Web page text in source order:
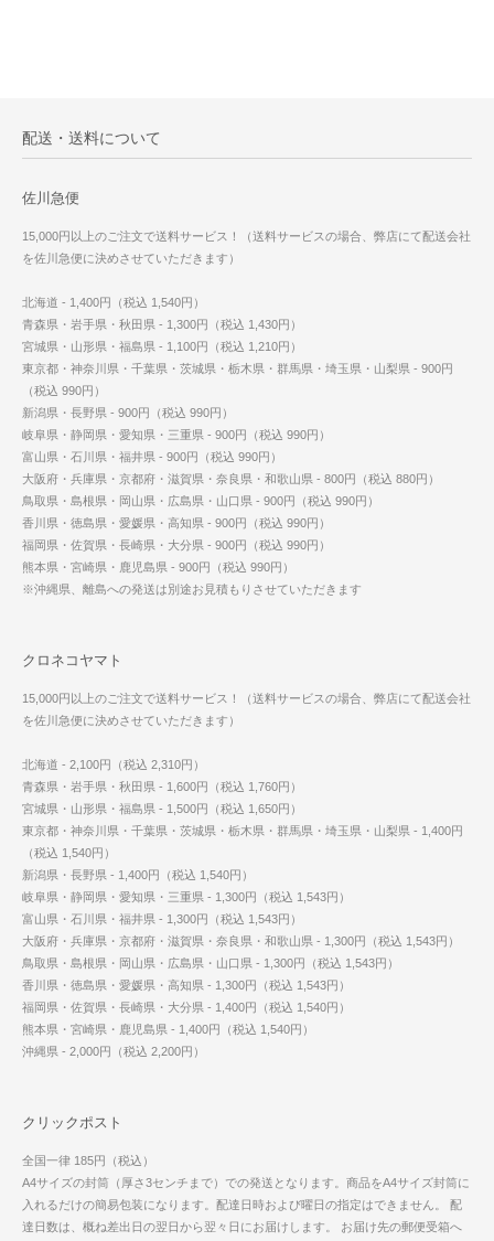
配送・送料について
佐川急便
15,000円以上のご注文で送料サービス！（送料サービスの場合、弊店にて配送会社
を佐川急便に決めさせていただきます）
北海道 - 1,400円（税込 1,540円）
青森県・岩手県・秋田県 - 1,300円（税込 1,430円）
宮城県・山形県・福島県 - 1,100円（税込 1,210円）
東京都・神奈川県・千葉県・茨城県・栃木県・群馬県・埼玉県・山梨県 - 900円
（税込 990円）
新潟県・長野県 - 900円（税込 990円）
岐阜県・静岡県・愛知県・三重県 - 900円（税込 990円）
富山県・石川県・福井県 - 900円（税込 990円）
大阪府・兵庫県・京都府・滋賀県・奈良県・和歌山県 - 800円（税込 880円）
鳥取県・島根県・岡山県・広島県・山口県 - 900円（税込 990円）
香川県・徳島県・愛媛県・高知県 - 900円（税込 990円）
福岡県・佐賀県・長崎県・大分県 - 900円（税込 990円）
熊本県・宮崎県・鹿児島県 - 900円（税込 990円）
※沖縄県、離島への発送は別途お見積もりさせていただきます
クロネコヤマト
15,000円以上のご注文で送料サービス！（送料サービスの場合、弊店にて配送会社
を佐川急便に決めさせていただきます）
北海道 - 2,100円（税込 2,310円）
青森県・岩手県・秋田県 - 1,600円（税込 1,760円）
宮城県・山形県・福島県 - 1,500円（税込 1,650円）
東京都・神奈川県・千葉県・茨城県・栃木県・群馬県・埼玉県・山梨県 - 1,400円
（税込 1,540円）
新潟県・長野県 - 1,400円（税込 1,540円）
岐阜県・静岡県・愛知県・三重県 - 1,300円（税込 1,543円）
富山県・石川県・福井県 - 1,300円（税込 1,543円）
大阪府・兵庫県・京都府・滋賀県・奈良県・和歌山県 - 1,300円（税込 1,543円）
鳥取県・島根県・岡山県・広島県・山口県 - 1,300円（税込 1,543円）
香川県・徳島県・愛媛県・高知県 - 1,300円（税込 1,543円）
福岡県・佐賀県・長崎県・大分県 - 1,400円（税込 1,540円）
熊本県・宮崎県・鹿児島県 - 1,400円（税込 1,540円）
沖縄県 - 2,000円（税込 2,200円）
クリックポスト
全国一律 185円（税込）
A4サイズの封筒（厚さ3センチまで）での発送となります。商品をA4サイズ封筒に
入れるだけの簡易包装になります。配達日時および曜日の指定はできません。 配
達日数は、概ね差出日の翌日から翌々日にお届けします。 お届け先の郵便受箱へ